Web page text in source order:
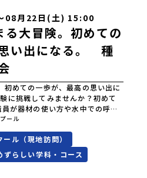
08月22日(土) 15:00
大冒険。初めての
い出になる。 種
めての一歩が、最高の思い出に
に挑戦してみませんか？初めて
が器材の使い方や水中での呼吸
導します。 安全に配慮しながら
方でも安心して参加できます。
を体験してみましょう！８月22
す。※写真のヘルメット式潜水
月１４日（土）です。寮の見学
当種市高校海洋開発科 横葉和
ール
ル（現地訪問）
ずらしい学科・コース